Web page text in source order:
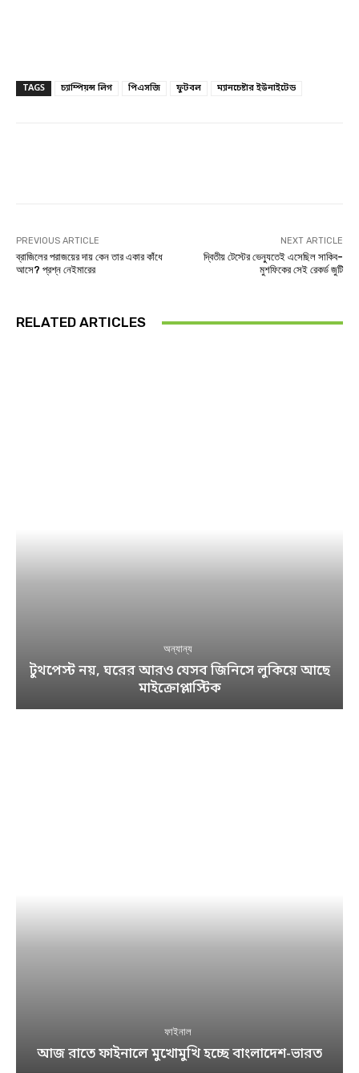
TAGS চ্যাম্পিয়ন্স লিগ পিএসজি ফুটবল ম্যানচেষ্টার ইউনাইটেড
PREVIOUS ARTICLE
ব্রাজিলের পরাজয়ের দায় কেন তার একার কাঁধে
আসে? প্রশ্ন নেইমারের
NEXT ARTICLE
দ্বিতীয় টেস্টের ভেন্যুতেই এসেছিল সাকিব-
মুশফিকের সেই রেকর্ড জুটি
RELATED ARTICLES
অন্যান্য
টুথপেস্ট নয়, ঘরের আরও যেসব জিনিসে লুকিয়ে আছে
মাইক্রোপ্লাস্টিক
ফাইনাল
আজ রাতে ফাইনালে মুখোমুখি হচ্ছে বাংলাদেশ-ভারত